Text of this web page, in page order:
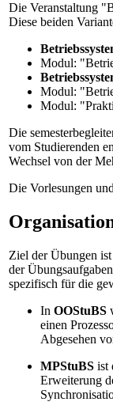
Die Veranstaltung
Diese beiden
Modul:
Modul:
Modul:
Die
vom Studierenden
Wechsel von der
Die Vorlesungen
Ziel der Übungen
der
spezifisch für die
In OOStuBS
einen
Abgesehen
MPStuBS ist
Erweiterung